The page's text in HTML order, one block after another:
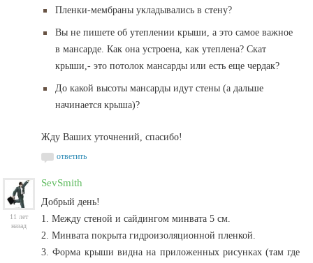
Пленки-мембраны укладывались в стену?
Вы не пишете об утеплении крыши, а это самое важное
в мансарде. Как она устроена, как утеплена? Скат
крыши,- это потолок мансарды или есть еще чердак?
До какой высоты мансарды идут стены (а дальше
начинается крыша)?
Жду Ваших уточнений, спасибо!
ответить
11 лет
назад
SevSmith
Добрый день!
1. Между стеной и сайдингом минвата 5 см.
2. Минвата покрыта гидроизоляционной пленкой.
3. Форма крыши видна на приложенных рисунках (там где